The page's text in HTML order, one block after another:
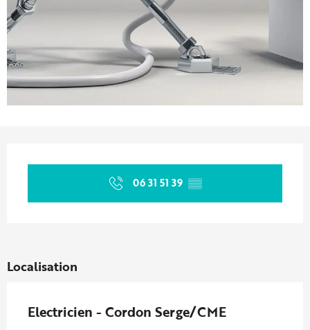
06 31 51 39 ▒▒
Localisation
Electricien - Cordon Serge/CME